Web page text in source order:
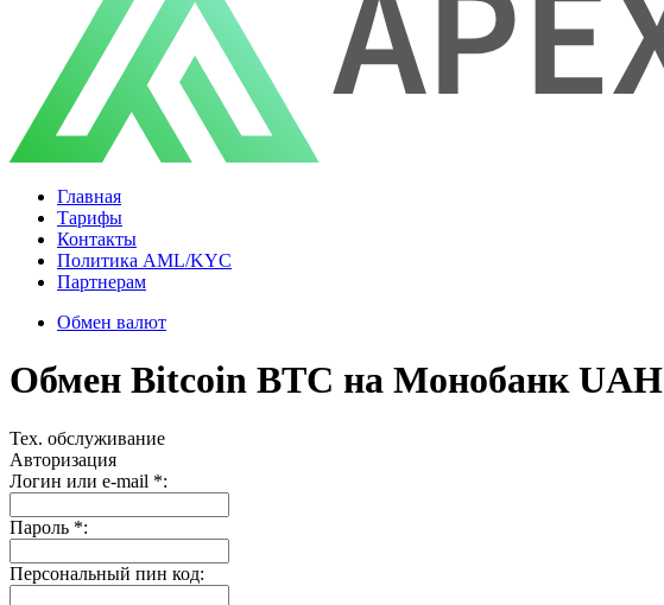
Главная
Тарифы
Контакты
Политика AML/KYC
Партнерам
Обмен валют
Обмен Bitcoin BTC на Монобанк UAH
Тех. обслуживание
Авторизация
Логин или e-mail *:
Пароль *:
Персональный пин код: